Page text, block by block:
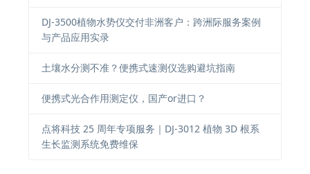
DJ-3500植物水势仪交付非洲客户：跨洲际服务案例
与产品应用实录
土壤水分测不准？便携式速测仪选购避坑指南
便携式光合作用测定仪，国产or进口？
点将科技 25 周年专项服务｜DJ-3012 植物 3D 根系
生长监测系统免费维保